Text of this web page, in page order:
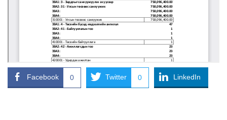
Facebook 0 Twitter 0 LinkedIn